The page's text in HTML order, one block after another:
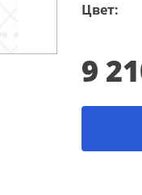
Цвет:
9